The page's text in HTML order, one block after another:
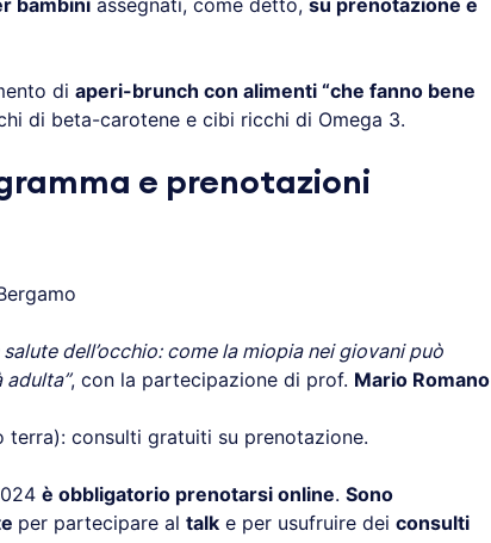
bambini assegnati, come detto, su prenotazione e
di aperi-brunch con alimenti “che fanno bene
di beta-carotene e cibi ricchi di Omega 3.
e prenotazioni
salute dell’occhio: come la miopia nei giovani può
adulta”, con la partecipazione di prof. Mario Romano
terra): consulti gratuiti su prenotazione.
è obbligatorio prenotarsi online. Sono
per partecipare al talk e per usufruire dei consulti